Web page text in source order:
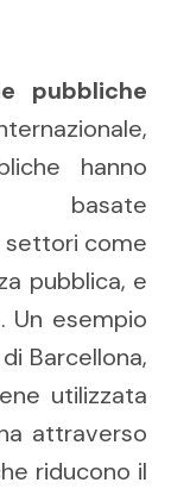
pubbliche
hanno
basate
settori come
pubblica, e
Un esempio
Barcellona,
utilizzata
attraverso
riducono il